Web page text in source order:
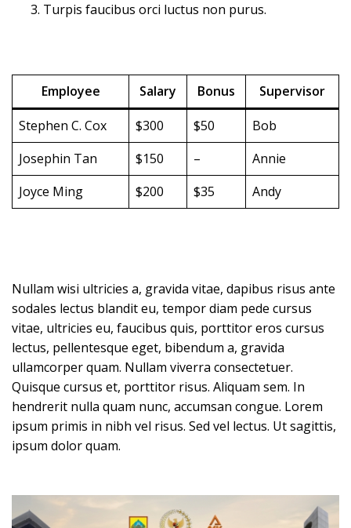
Turpis faucibus orci luctus non purus.
Employee Salary Bonus
Supervisor
Stephen C. Cox
$300 $50
Bob
Josephin Tan
$150 –
Annie
Joyce Ming
$200 $35 Andy
Nullam wisi ultricies a, gravida vitae, dapibus risus ante
sodales lectus blandit eu, tempor diam pede cursus
vitae, ultricies eu, faucibus quis, porttitor eros cursus
lectus, pellentesque eget, bibendum a, gravida
ullamcorper quam. Nullam viverra consectetuer.
Quisque cursus et, porttitor risus. Aliquam sem. In
hendrerit nulla quam nunc, accumsan congue. Lorem
ipsum primis in nibh vel risus. Sed vel lectus. Ut sagittis,
ipsum dolor quam.